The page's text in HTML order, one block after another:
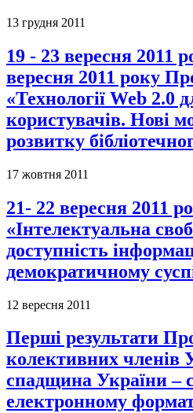
13 грудня 2011
19 - 23 вересня 2011
вересня 2011 року
«Технології Web 2.0
користувачів. Нові
розвитку
17 жовтня 2011
21- 22 вересня 2011
«Інтелектуальна
доступність
демократичному
12 вересня 2011
Перші результати
колективних членів
спадщина України –
електронному